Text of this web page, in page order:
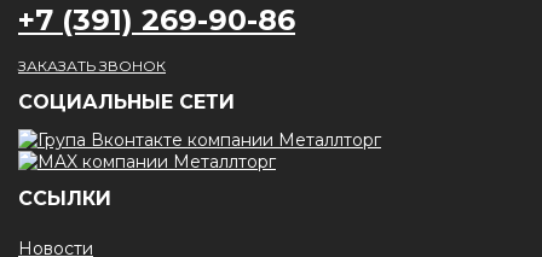
+7 (391) 269-90-86
ЗАКАЗАТЬ ЗВОНОК
CОЦИАЛЬНЫЕ СЕТИ
ССЫЛКИ
Новости